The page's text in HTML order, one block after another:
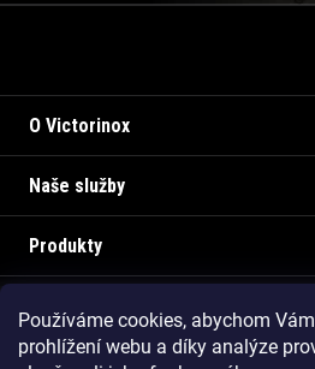
Používáme cookies, abychom
prohlížení webu a díky analýze
O Victorinox
Naše služby
Produkty
Vytvořil Shoptet
Copyright 2026 Victorinox.cz .